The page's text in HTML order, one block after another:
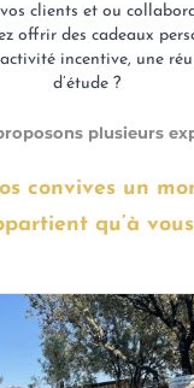
clients et ou
offrir des cadeaux
incentive, une
d’étude ?
plusieurs
convives un
qu’à